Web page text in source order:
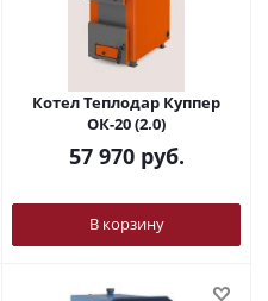
Котел Теплодар Куппер
ОК-20 (2.0)
57 970руб.
В корзину